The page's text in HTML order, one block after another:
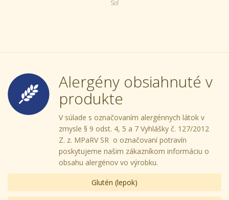
Soľ
Alergény obsiahnuté v
produkte
V súlade s označovaním alergénnych látok v
zmysle § 9 odst. 4, 5 a 7 Vyhlášky č. 127/2012
Z. z. MPaRV SR o označovaní potravín
poskytujeme našim zákazníkom informáciu o
obsahu alergénov vo výrobku.
Glutén (lepok)